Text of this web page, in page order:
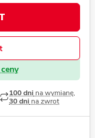
100 dni na wymianę,
30 dni na zwrot